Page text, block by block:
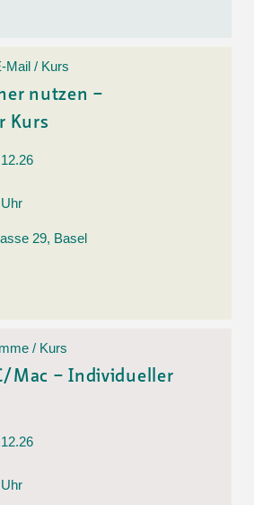
Mail / Kurs
nutzen –
Kurs
29, Basel
/ Kurs
Mac – Individueller